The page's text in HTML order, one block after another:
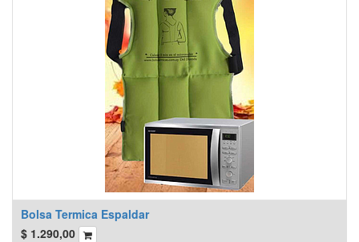
Bolsa Termica Espaldar
$ 1.290,00